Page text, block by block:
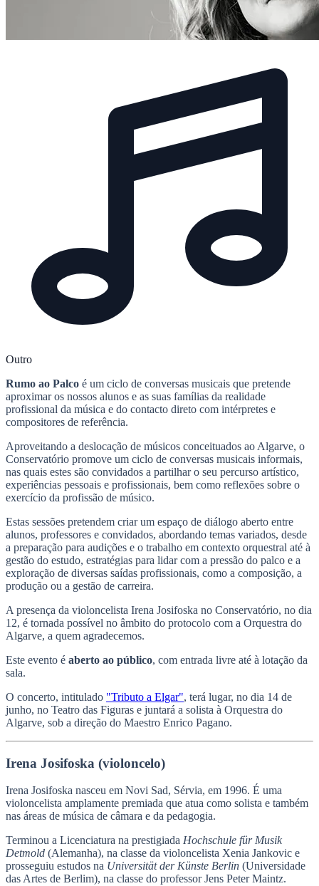
Outro
Rumo ao Palco é um ciclo de conversas musicais que pretende
aproximar os nossos alunos e as suas famílias da realidade
profissional da música e do contacto direto com intérpretes e
compositores de referência.
Aproveitando a deslocação de músicos conceituados ao Algarve, o
Conservatório promove um ciclo de conversas musicais informais,
nas quais estes são convidados a partilhar o seu percurso artístico,
experiências pessoais e profissionais, bem como reflexões sobre o
exercício da profissão de músico.
Estas sessões pretendem criar um espaço de diálogo aberto entre
alunos, professores e convidados, abordando temas variados, desde
a preparação para audições e o trabalho em contexto orquestral até à
gestão do estudo, estratégias para lidar com a pressão do palco e a
exploração de diversas saídas profissionais, como a composição, a
produção ou a gestão de carreira.
A presença da violoncelista Irena Josifoska no Conservatório, no dia
12, é tornada possível no âmbito do protocolo com a Orquestra do
Algarve, a quem agradecemos.
Este evento é aberto ao público, com entrada livre até à lotação da
sala.
O concerto, intitulado "Tributo a Elgar", terá lugar, no dia 14 de
junho, no Teatro das Figuras e juntará a solista à Orquestra do
Algarve, sob a direção do Maestro Enrico Pagano.
Irena Josifoska (violoncelo)
Irena Josifoska nasceu em Novi Sad, Sérvia, em 1996. É uma
violoncelista amplamente premiada que atua como solista e também
nas áreas de música de câmara e da pedagogia.
Terminou a Licenciatura na prestigiada Hochschule für Musik
Detmold (Alemanha), na classe da violoncelista Xenia Jankovic e
prosseguiu estudos na Universität der Künste Berlin (Universidade
das Artes de Berlim), na classe do professor Jens Peter Maintz.